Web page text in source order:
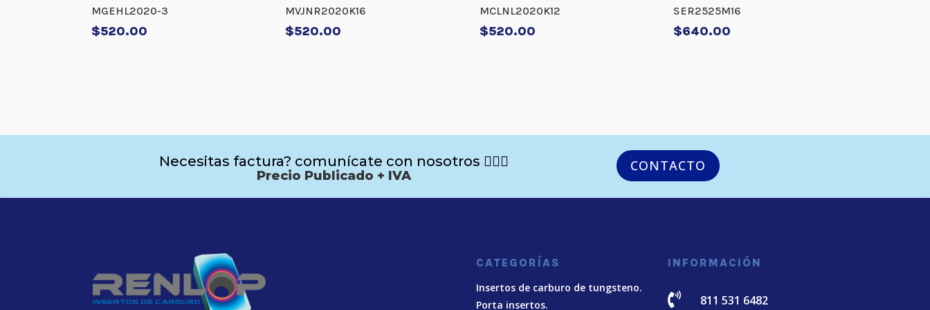
MGEHL2020-3
$520.00
MVJNR2020K16
$520.00
MCLNL2020K12
$520.00
SER2525M16
$640.00
Necesitas factura? comunícate con nosotros 🙋🏻‍♂️
Precio Publicado + IVA
CONTACTO
CATEGORÍAS
Insertos de carburo de tungsteno.
Porta insertos.
INFORMACIÓN
 811 531 6482